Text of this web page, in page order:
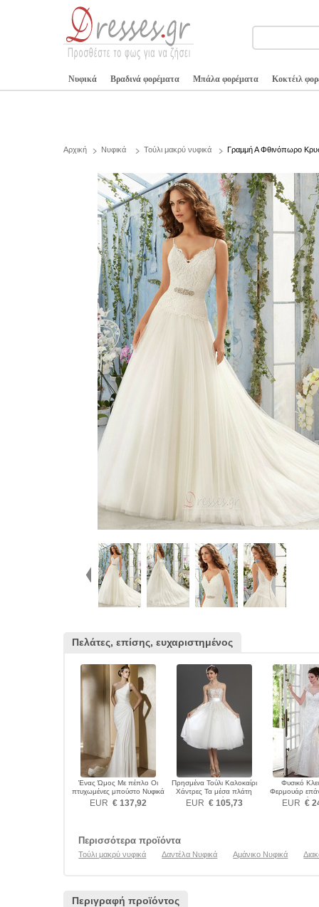
Νυφικά Βραδινά φορέματα Μπάλα φορέματα Κοκτέιλ
Αρχική Νυφικά Τούλι μακρύ νυφικά Γραμμή Α Φθινόπωρο
Πελάτες, επίσης, ευχαριστημένος
Ένας Ώμος Με πέπλο Οι
πτυχωμένες μπούστο Νυφικά
EUR € 137,92
Πρησμένα Τούλι Καλοκαίρι
Χάντρες Τα μέσα πλάτη
Νυφικά
EUR € 105,73
Φυσικό
Φερμουάρ
EUR €
Περισσότερα προϊόντα
Τούλι μακρύ νυφικά Δαντέλα Νυφικά Αμάνικο Νυφικά
Περιγραφή προϊόντος